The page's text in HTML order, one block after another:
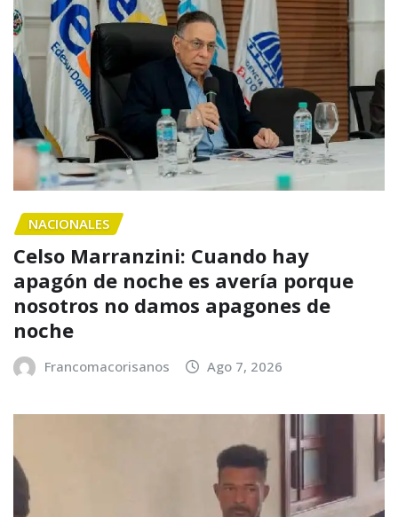
NACIONALES
Celso Marranzini: Cuando hay
apagón de noche es avería porque
nosotros no damos apagones de
noche
Francomacorisanos Ago 7, 2026